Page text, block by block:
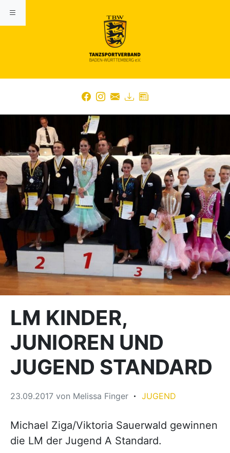
LM KINDER,
JUNIOREN UND
JUGEND STANDARD
23.09.2017 von Melissa Finger JUGEND
Michael Ziga/Viktoria Sauerwald gewinnen
die LM der Jugend A Standard.